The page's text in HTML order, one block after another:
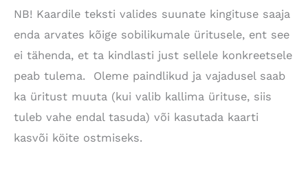
NB! Kaardile teksti valides suunate kingituse saaja
enda arvates kõige sobilikumale üritusele, ent see
ei tähenda, et ta kindlasti just sellele konkreetsele
peab tulema. Oleme paindlikud ja vajadusel saab
ka üritust muuta (kui valib kallima ürituse, siis
tuleb vahe endal tasuda) või kasutada kaarti
kasvõi köite ostmiseks.